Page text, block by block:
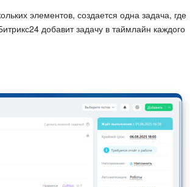
элементов, создается одна задача, где
добавит задачу в таймлайн каждого